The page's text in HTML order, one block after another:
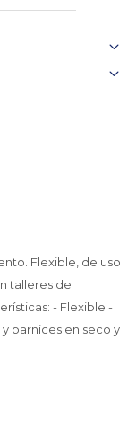
Flexible, de uso
talleres de
- Flexible -
y barnices en seco y